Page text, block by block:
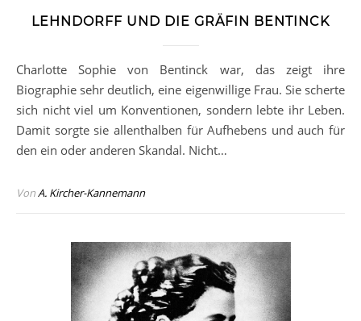
LEHNDORFF UND DIE GRÄFIN BENTINCK
Charlotte Sophie von Bentinck war, das zeigt ihre
Biographie sehr deutlich, eine eigenwillige Frau. Sie scherte
sich nicht viel um Konventionen, sondern lebte ihr Leben.
Damit sorgte sie allenthalben für Aufhebens und auch für
den ein oder anderen Skandal. Nicht…
VonA. Kircher-Kannemann